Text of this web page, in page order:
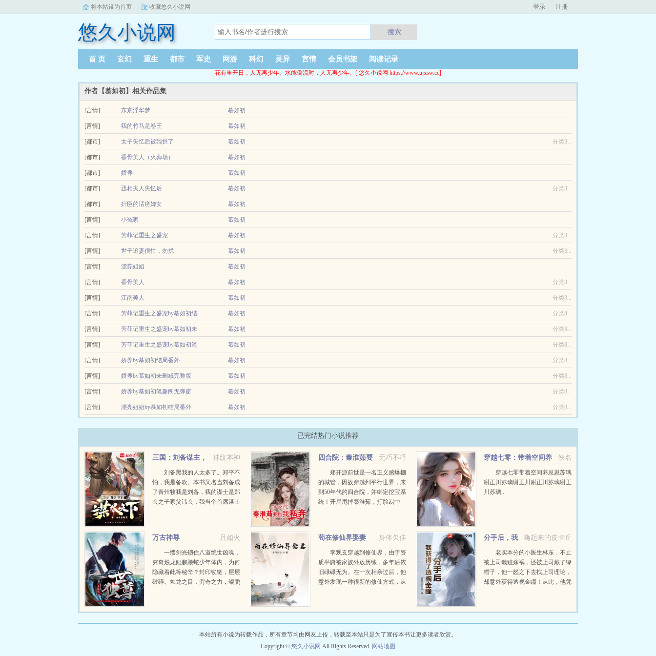
将本站设为首页 收藏悠久小说网 登录 注册
悠久小说网 搜索
首 页 玄幻 重生 都市 军史 网游 科幻 灵异 言情 会员书架 阅读记录
花有重开日，人无再少年。水能倒流时，人无再少年。[ 悠久小说网 https://www.ujxsw.cc]
作者【慕如初】相关作品集
[言情] 东京浮华梦 慕如初
（摆烂美人×人间卷王）前世，苏绾考研考公各种卷，结果猝死了。重生到古代，没想到古代也卷，长姐才名冠京，二姐医术出神入化，三姐丹青引无数墨客追捧。苏绾算了，我摆烂。人间
卷王青梅竹马问她苏绾，你就没点人生目标吗？有啊...
[言情] 我的竹马是卷王 慕如初
推荐一篇下饭甜文余温by泡沫红茶，完结了很好看，文案在最下方。（摆烂美人×人间卷王）前世，苏绾考研考公各种卷，结果猝死了。重生到...
[都市] 太子失忆后被我拱了 慕如初 分类3...
[都市] 香骨美人（火葬场） 慕如初
清冷江南美人口嫌体正直吃醋六亲不认的矜贵公子江南美人苏锦烟，从小一身香骨，殊色倾城。家族为重回朝堂，将她送往千里联姻，要嫁的是那个风姿卓绝名满上京的璟国公府世子尉迟
瑾。没所谓，嫁谁不是嫁？既来之则安...
[都市] 娇养 慕如初
娇软笨美人×外表温润如玉，实际上腹黑狠厉的太子殿下小时候阿圆逛庙会，不慎与家人走散，是个好心的大哥哥送她回家。那个大哥哥长得真好看呐，俊朗清隽，皎皎如天上月。大哥哥说
他寄人篱下命运悲惨，甚至连饭都快吃不上了，但他人穷志不短，立誓要成...
[都市] 丞相夫人失忆后 慕如初 分类3...
[都市] 奸臣的话痨婢女 慕如初
文案（能屈能伸可怂可刚一心只想搞钱话痨傻白甜×人狠话不多恋爱脑双标疯批美强惨）裴沅祯是个大奸臣，玩弄权术心狠手辣，手上沾了无数人命，连龙椅上的小皇帝都被他摆布于股掌之
间。朝堂上下，无一不谈裴色变讳莫如深。...
[言情] 小冤家 慕如初
每晚23点更（中短篇，预计25万字）下一篇春欲晚追妻火葬场求收藏，文案在最下方。离经叛道纨绔小侯爷x嘴皮子利索的书呆子美人陆思蘅是忠勇侯府的小侯爷，上头有皇帝舅...
[言情] 芳菲记重生之盛宠 慕如初 分类3...
[言情] 世子追妻很忙，勿扰 慕如初 分类3...
[言情] 漂亮姐姐 慕如初
小狼狗恋上姐姐的闺蜜职场御姐×又奶又凶残会装乖占有欲极强的小狼狗许亦微曾去好闺蜜家借住了段时间。那时她第一次见到廖繁，他着了身白色T恤，臂弯下夹着个篮球正准备出门。细
碎的刘海凌乱有型地搭在额前，一副邻家大男孩的模样。看见她还不好意思...
[言情] 香骨美人 慕如初 分类3...
[言情] 江南美人 慕如初 分类3...
[言情] 芳菲记重生之盛宠by慕如初结
局番外
慕如初 分类8...
[言情] 芳菲记重生之盛宠by慕如初未
删减完整版
慕如初 分类8...
[言情] 芳菲记重生之盛宠by慕如初笔
趣阁无弹窗
慕如初 分类8...
[言情] 娇养by慕如初结局番外 慕如初 分类8...
[言情] 娇养by慕如初未删减完整版 慕如初 分类8...
[言情] 娇养by慕如初笔趣阁无弹窗 慕如初 分类8...
[言情] 漂亮姐姐by慕如初结局番外 慕如初 分类8...
已完结热门小说推荐
神纹本神
三国：刘备谋主，
谋尽天下
刘备黑我的人太多了。郑平不
怕，我是备吹。本书又名当刘备成
了青州牧我是刘备，我的谋士是郑
玄之子家父讳玄，我当个首席谋士
能...
无巧不巧
四合院：秦淮茹要
和我私奔
郑开源前世是一名正义感爆棚
的城管，因故穿越到平行世界，来
到50年代的四合院，并绑定挖宝系
统！开局甩掉秦淮茹，打脸易中
产力，为国家...
佚名
穿越七零：带着空间养
崽崽 苏璃谢正川
穿越七零带着空间养崽崽苏璃
谢正川苏璃谢正川谢正川苏璃谢正
川苏璃...
月如火
万古神尊
一缕剑光锁住八道绝世凶魂，
穷奇烛龙鲲鹏螣蛇少年体内，为何
隐藏着此等秘辛？封印锁链，层层
破碎。烛龙之目，穷奇之力，鲲鹏
世。这一剑，刺碎凌霄，踏破九
身体欠佳
苟在修仙界娶妻
李观玄穿越到修仙界，由于资
质平庸被家族外放历练，多年后依
旧碌碌无为。在一次相亲过后，他
意外发现一种很新的修仙方式，从
仙界活化石的李观玄喟叹道...
嗨起来的皮卡丘
分手后，我
获得了透视金瞳
老实本分的小医生林东，不止
被上司栽赃嫁祸，还被上司戴了绿
帽子，他一怒之下去找上司理论，
却意外获得透视金瞳！从此，他凭
那些排队美女！...
本站所有小说为转载作品，所有章节均由网友上传，转载至本站只是为了宣传本书让更多读者欣赏。
Copyright © 悠久小说网 All Rights Reserved. 网站地图